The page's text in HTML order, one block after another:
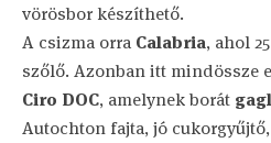
vörösbor készíthető.
A csizma orra Calabria, ahol
szőlő. Azonban itt mindössze
Ciro DOC, amelynek borát
Autochton fajta, jó